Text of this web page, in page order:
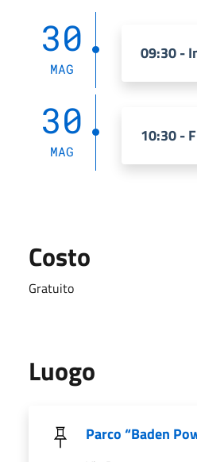
30
MAG
09:30 -
30
MAG
10:30 -
Costo
Gratuito
Luogo
Parco “Baden